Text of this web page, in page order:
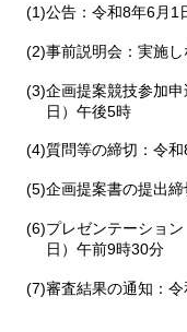
(1)公告：令和8年6月1
(2)事前説明会：実施し
(3)企画提案競技参加
日）午後5時
(4)質問等の締切：令
(5)企画提案書の提出
(6)プレゼンテーショ
日）午前9時30分
(7)審査結果の通知：令